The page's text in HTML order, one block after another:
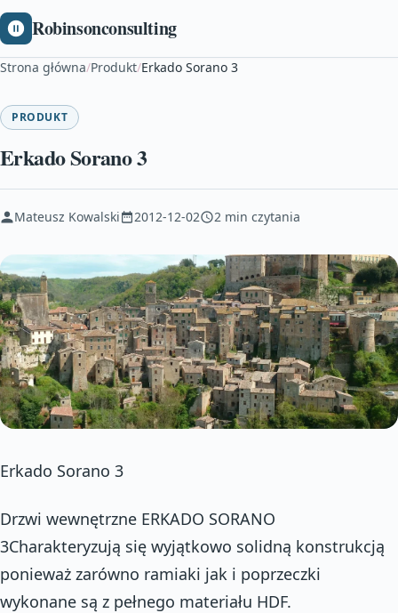
Robinsonconsulting
Strona główna/Produkt/Erkado Sorano 3
PRODUKT
Erkado Sorano 3
Mateusz Kowalski 2012-12-02 2 min czytania
Erkado Sorano 3
Drzwi wewnętrzne ERKADO SORANO
3Charakteryzują się wyjątkowo solidną konstrukcją
ponieważ zarówno ramiaki jak i poprzeczki
wykonane są z pełnego materiału HDF.